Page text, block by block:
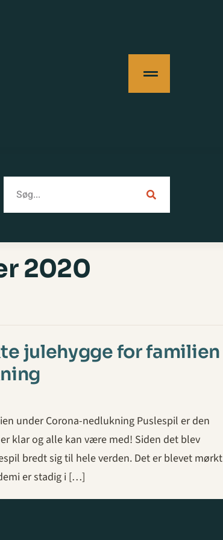
2020
julehygge for familien
under Corona-nedlukning Puslespil er den
klar og alle kan være med! Siden det blev
bredt sig til hele verden. Det er blevet mørkt
er stadig i […]